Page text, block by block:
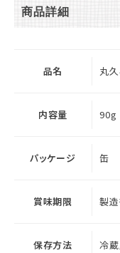
商品詳細
品名 丸
内容量 90g
パッケージ 缶
賞味期限 製
保存方法 冷蔵